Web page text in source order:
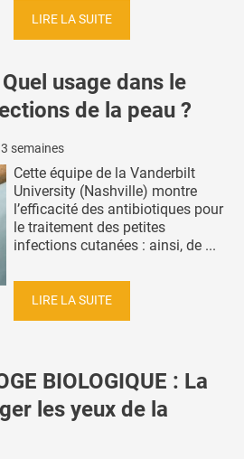
LIRE LA SUITE
usage dans le
de la peau ?
semaines
Cette équipe de la Vanderbilt
University (Nashville) montre
l’efficacité des antibiotiques pour
le traitement des petites
infections cutanées : ainsi, de ...
LIRE LA SUITE
BIOLOGIQUE : La
les yeux de la